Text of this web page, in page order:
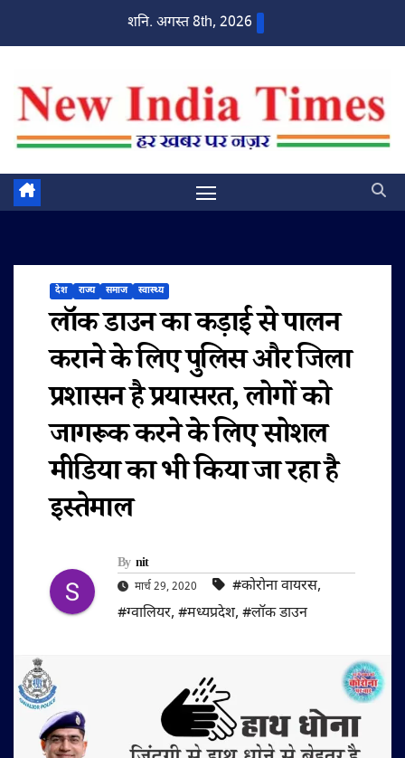
शनि. अगस्त 8th, 2026
देश राज्य समाज स्वास्थ्य
लॉक डाउन का कड़ाई से पालन
कराने के लिए पुलिस और जिला
प्रशासन है प्रयासरत, लोगों को
जागरूक करने के लिए सोशल
मीडिया का भी किया जा रहा है
इस्तेमाल
By nit
मार्च 29, 2020 #कोरोना वायरस,
#ग्वालियर, #मध्यप्रदेश, #लॉक डाउन